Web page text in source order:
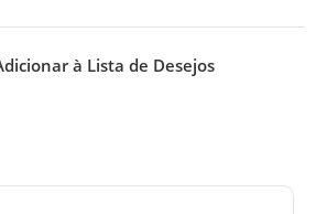
à Lista de Desejos